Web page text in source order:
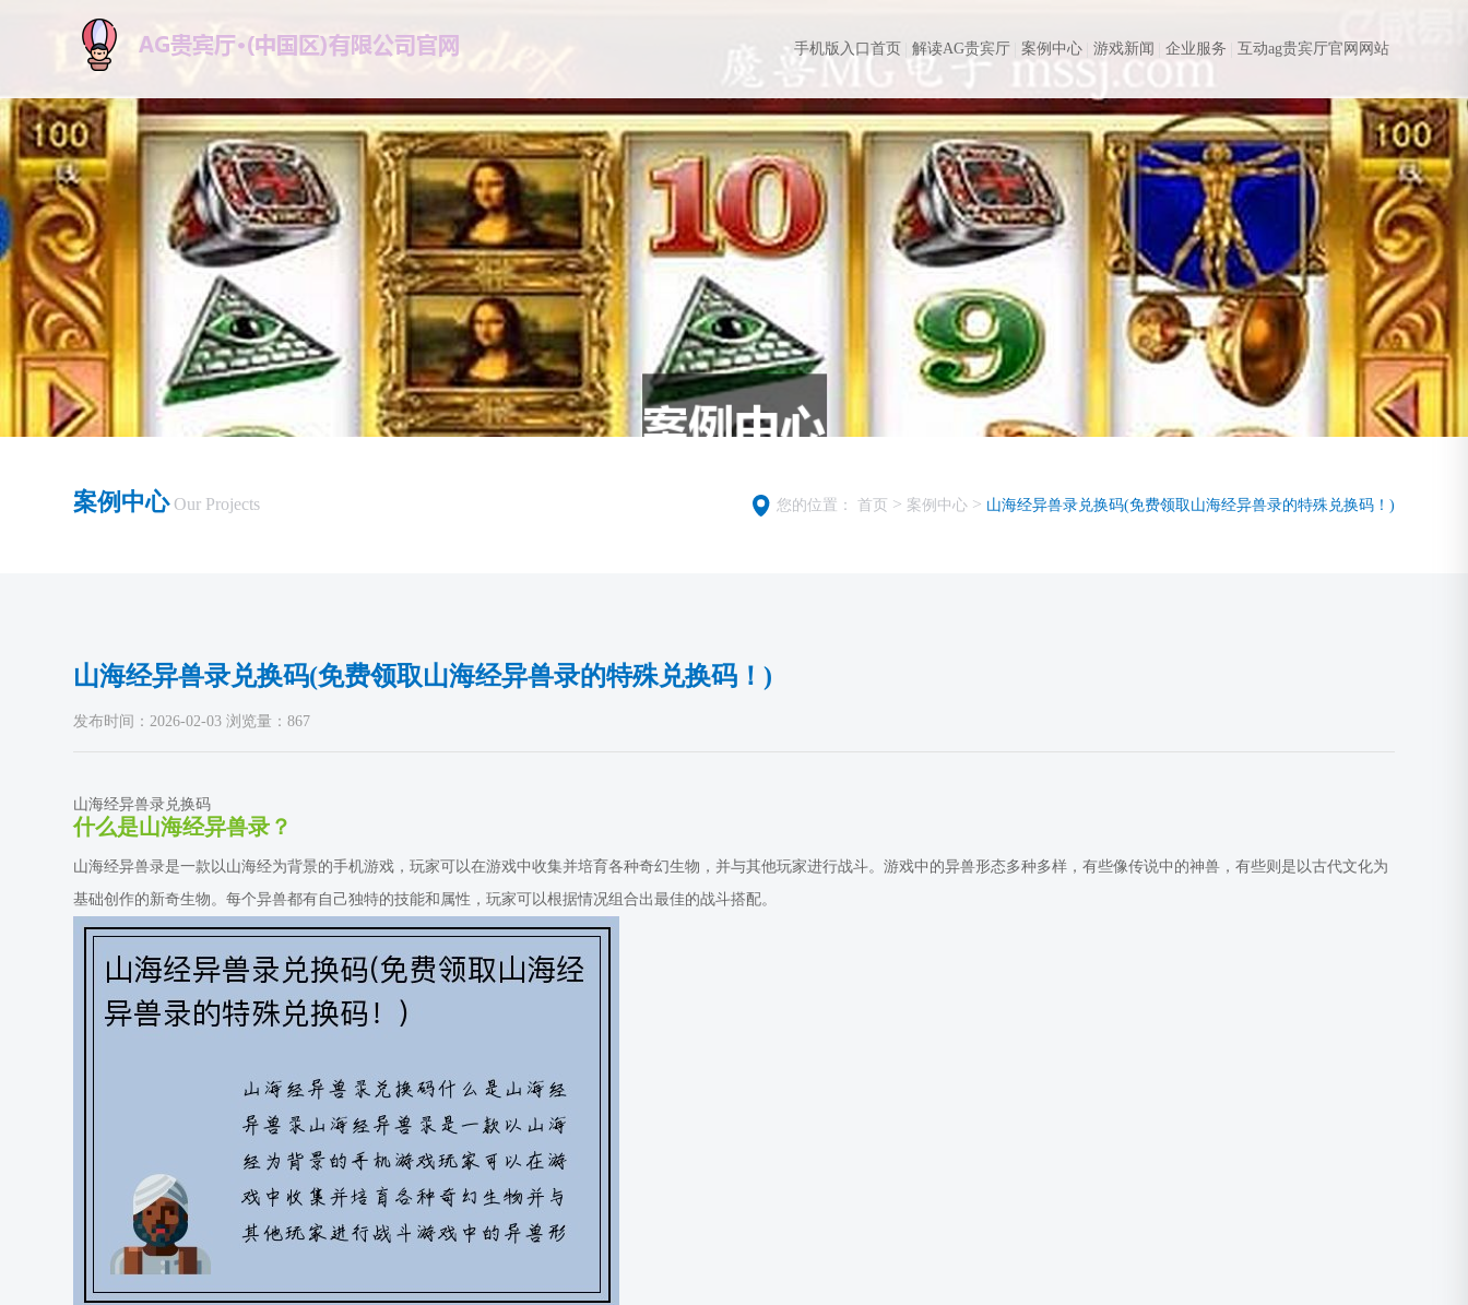
手机版入口首页 解读AG贵宾厅 案例中心 游戏新闻 企业服务 互动ag贵宾厅官网网站
案例中心 Our Projects 您的位置： 首页 > 案例中心> 山海经异兽录兑换码(免费领取山海经异兽录的特殊兑换码！)
山海经异兽录兑换码(免费领取山海经异兽录的特殊兑换码！)
发布时间：2026-02-03 浏览量：867
山海经异兽录兑换码
什么是山海经异兽录？
山海经异兽录是一款以山海经为背景的手机游戏，玩家可以在游戏中收集并培育各种奇幻生物，并与其他玩家进行战斗。游戏中的异兽形态多种多样，有些像传说中的神兽，有些则是以古代文化为
基础创作的新奇生物。每个异兽都有自己独特的技能和属性，玩家可以根据情况组合出最佳的战斗搭配。